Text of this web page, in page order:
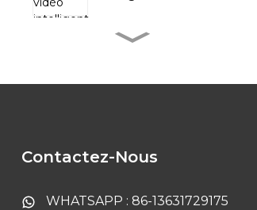
Carillon de porte sans fil
intelligente Tuya
Contactez-Nous
WHATSAPP : 86-13631729175